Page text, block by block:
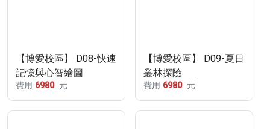
【博愛校區】 D08-快速
記憶與心智繪圖
費用 6980 元
【博愛校區】 D09-夏日
叢林探險
費用 6980 元